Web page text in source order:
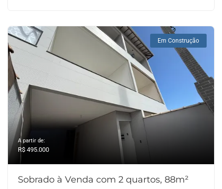
Em Construção
A partir de:
R$ 495.000
Sobrado à Venda com 2 quartos, 88m²